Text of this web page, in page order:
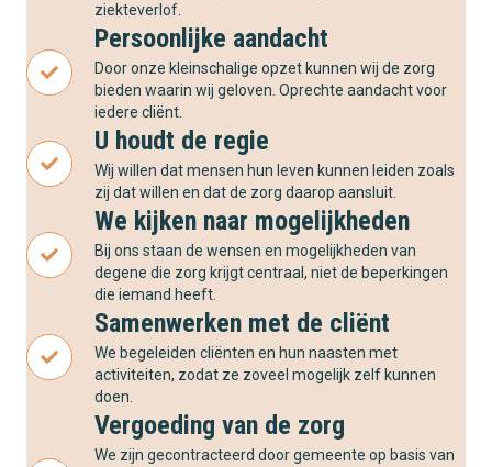
ziekteverlof.
Persoonlijke aandacht
Door onze kleinschalige opzet kunnen wij de zorg
bieden waarin wij geloven. Oprechte aandacht voor
iedere cliënt.
U houdt de regie
Wij willen dat mensen hun leven kunnen leiden zoals
zij dat willen en dat de zorg daarop aansluit.
We kijken naar mogelijkheden
Bij ons staan de wensen en mogelijkheden van
degene die zorg krijgt centraal, niet de beperkingen
die iemand heeft.
Samenwerken met de cliënt
We begeleiden cliënten en hun naasten met
activiteiten, zodat ze zoveel mogelijk zelf kunnen
doen.
Vergoeding van de zorg
We zijn gecontracteerd door gemeente op basis van